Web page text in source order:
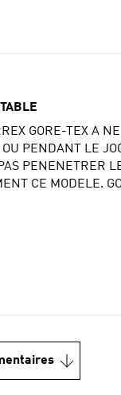
GORE-TEX A
EN PLUS, C'EST UN
PENENETRER
CE MODELE.